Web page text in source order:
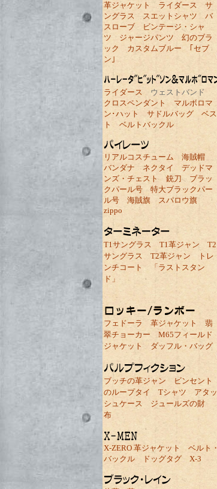
革ジャケット ライダース
サ
ングラス
スエットシャツ
バ
スローブ
ビンテージ・シャ
ツ
ジャージパンツ
幻のブラ
ック
カスタムブルー
｢セブ
ン｣
ライダース
ウェストバンド
クロスペンダント
マルボロマ
ン･ハット
サドルバッグ
ベス
ト
ベルトバックル
リアルコスチューム
海賊帽
バンダナ
ネクタイ
デッドマ
ンズ・チェスト
銃刀
ブラッ
クパール号
特大ブラックパー
ル号
海賊旗
スパロウ旗
zippo
T1サングラス T1革ジャン
T2
サングラス
T2革ジャン
トレ
ンチコート
「ラストスタン
ド」
フェドーラ 革ジャケット
翡
翠チョーカー
M65フィールド
ジャケット
ダッフル・バッグ
ブッチの革ジャン
ビンセント
のループタイ
Tシャツ
アタッ
シュケース
ジュールズの財
布
X-ZERO 革ジャケット
ベルト・
バックル
ドッグタグ X-3